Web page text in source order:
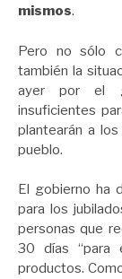
mismos.
Pero no sólo
también la
ayer por el
insuficientes
plantearán a
pueblo.
El gobierno ha
para los
personas que
30 días “para
productos.